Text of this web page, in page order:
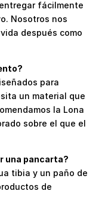
fácilmente
Nosotros nos
después como
para
un material que
la Lona
sobre el que el
una pancarta?
tibia y un paño de
de